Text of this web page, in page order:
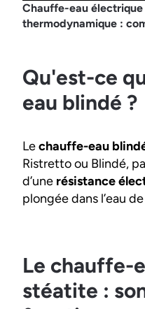
Chauffe-eau
thermodynamique :
Qu'est-ce
eau blindé ?
Lechauffe-eau
Ristretto ou Blindé,
d’une résistance
plongée dans l’eau
Le chauffe-
stéatite :